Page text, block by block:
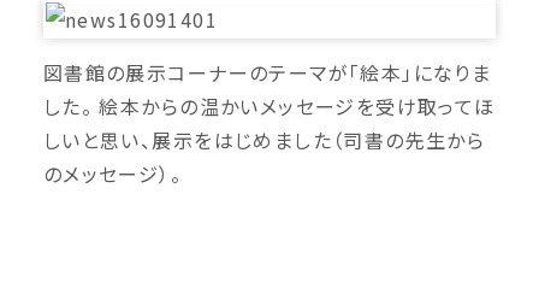
図書館の展示コーナーのテーマが「絵本」になりま
した。 絵本からの温かいメッセージを受け取ってほ
しいと思い、展示をはじめました（司書の先生から
のメッセージ）。